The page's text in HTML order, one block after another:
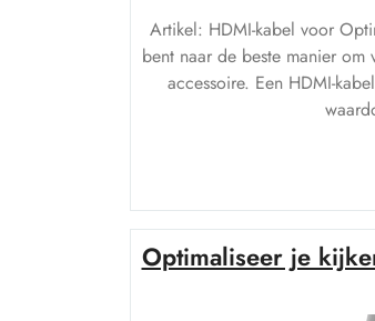
Artikel: HDMI-kabel voor
bent naar de beste manier om
accessoire. Een HDMI-
Optimaliseer je